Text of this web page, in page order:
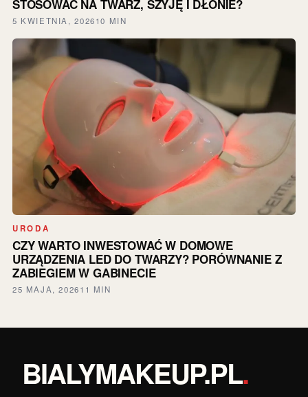
STOSOWAĆ NA TWARZ, SZYJĘ I DŁONIE?
5 KWIETNIA, 202610 MIN
URODA
CZY WARTO INWESTOWAĆ W DOMOWE
URZĄDZENIA LED DO TWARZY? PORÓWNANIE Z
ZABIEGIEM W GABINECIE
25 MAJA, 202611 MIN
BIALYMAKEUP.PL.